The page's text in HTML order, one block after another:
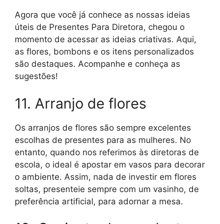
Agora que você já conhece as nossas ideias
úteis de Presentes Para Diretora, chegou o
momento de acessar as ideias criativas. Aqui,
as flores, bombons e os itens personalizados
são destaques. Acompanhe e conheça as
sugestões!
11. Arranjo de flores
Os arranjos de flores são sempre excelentes
escolhas de presentes para as mulheres. No
entanto, quando nos referimos às diretoras de
escola, o ideal é apostar em vasos para decorar
o ambiente. Assim, nada de investir em flores
soltas, presenteie sempre com um vasinho, de
preferência artificial, para adornar a mesa.